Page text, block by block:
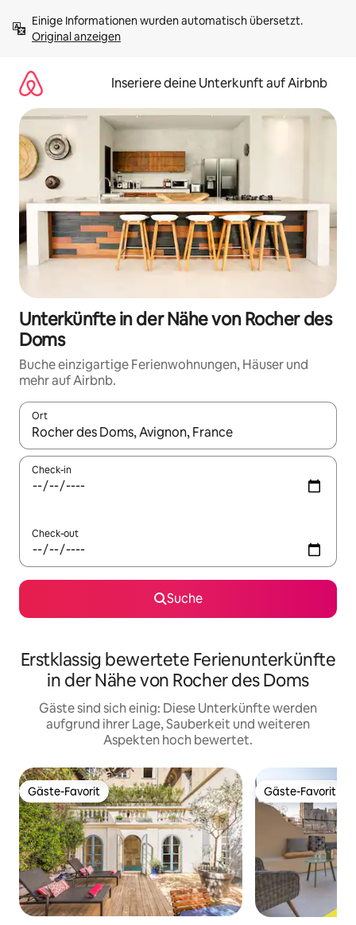
Inhalten
springenOriginal anzeigen
Inseriere deine Unterkunft auf Airbnb
Unterkünfte in der Nähe von Rocher des
Doms
Buche einzigartige Ferienwohnungen, Häuser und
mehr auf Airbnb.
Ort
Wenn Ergebnisse verfügbar sind, navigiere mit den
Check-in
Check-out
Suche
Erstklassig bewertete Ferienunterkünfte
in der Nähe von Rocher des Doms
Gäste sind sich einig: Diese Unterkünfte werden
aufgrund ihrer Lage, Sauberkeit und weiteren
Aspekten hoch bewertet.
Gäste-Favorit
Gäste-Favorit Gäste-Favorit
Gäste-Favorit